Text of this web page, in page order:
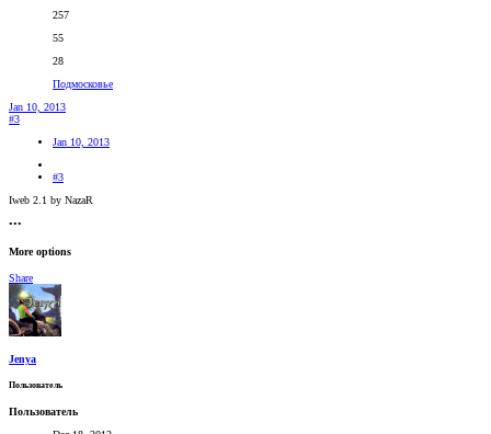
257
55
28
Подмосковье
Jan 10, 2013
#3
Jan 10, 2013
#3
Iweb 2.1 by NazaR
•••
More options
Share
Jenya
Пользователь
Пользователь